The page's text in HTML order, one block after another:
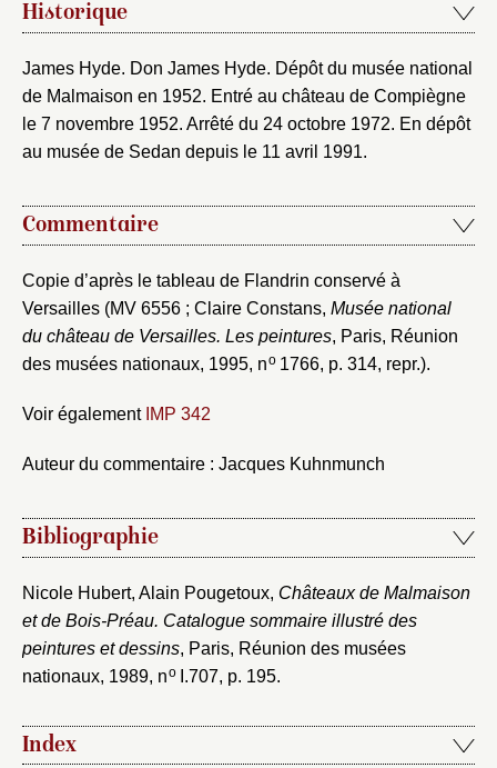
Historique
James Hyde. Don James Hyde. Dépôt du musée national
de Malmaison en 1952. Entré au château de Compiègne
le 7 novembre 1952. Arrêté du 24 octobre 1972. En dépôt
au musée de Sedan depuis le 11 avril 1991.
Commentaire
Copie d’après le tableau de Flandrin conservé à
Versailles (MV 6556 ; Claire Constans, Musée national
du château de Versailles. Les peintures, Paris, Réunion
des musées nationaux, 1995, no1766, p. 314, repr.).
Voir également IMP 342
Auteur du commentaire : Jacques Kuhnmunch
Bibliographie
Nicole Hubert, Alain Pougetoux, Châteaux de Malmaison
et de Bois-Préau. Catalogue sommaire illustré des
peintures et dessins, Paris, Réunion des musées
nationaux, 1989, noI.707, p. 195.
Index
Nouveau dossier
Envoyer
Vous n'êtes pas encore inscrit ? Créer un compte
Vous avez oublié votre mot de passe ?Cliquez ici